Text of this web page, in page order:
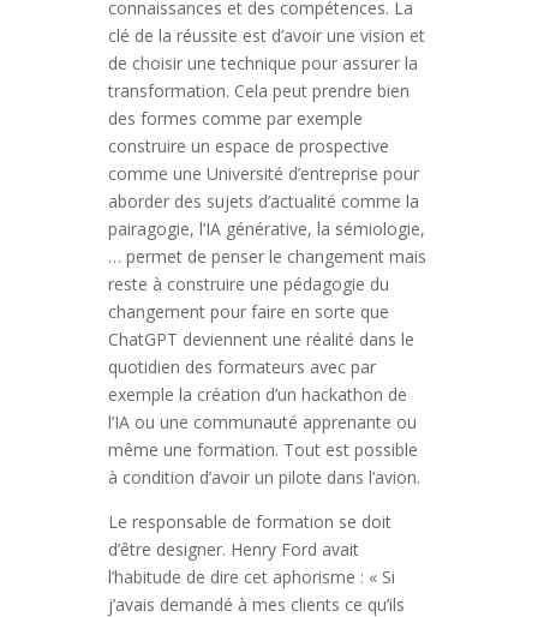
connaissances et des compétences. La
clé de la réussite est d’avoir une vision et
de choisir une technique pour assurer la
transformation. Cela peut prendre bien
des formes comme par exemple
construire un espace de prospective
comme une Université d’entreprise pour
aborder des sujets d’actualité comme la
pairagogie, l’IA générative, la sémiologie,
… permet de penser le changement mais
reste à construire une pédagogie du
changement pour faire en sorte que
ChatGPT deviennent une réalité dans le
quotidien des formateurs avec par
exemple la création d’un hackathon de
l’IA ou une communauté apprenante ou
même une formation. Tout est possible
à condition d’avoir un pilote dans l’avion.
Le responsable de formation se doit
d’être designer. Henry Ford avait
l’habitude de dire cet aphorisme : « Si
j’avais demandé à mes clients ce qu’ils